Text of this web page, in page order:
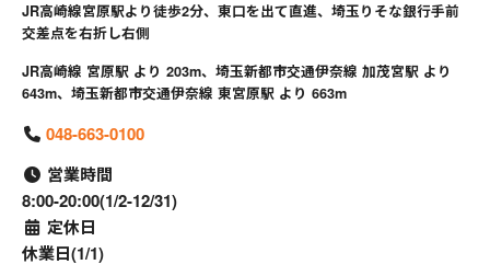
JR高崎線宮原駅より徒歩2分、東口を出て直進、埼玉りそな銀行手前
交差点を右折し右側
JR高崎線 宮原駅 より 203m、埼玉新都市交通伊奈線 加茂宮駅 より
643m、埼玉新都市交通伊奈線 東宮原駅 より 663m
048-663-0100
営業時間
8:00-20:00(1/2-12/31)
定休日
休業日(1/1)